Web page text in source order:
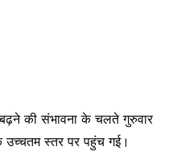
की संभावना के चलते गुरुवार
स्तर पर पहुंच गई।